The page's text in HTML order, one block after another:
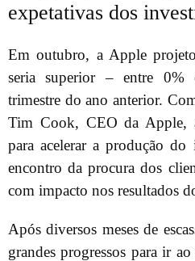
expetativas dos
Em outubro, a Apple
seria superior – entre
trimestre do ano anterior.
Tim Cook, CEO da Apple,
para acelerar a produção
encontro da procura dos
com impacto nos resultados
Após diversos meses de
grandes progressos para ir